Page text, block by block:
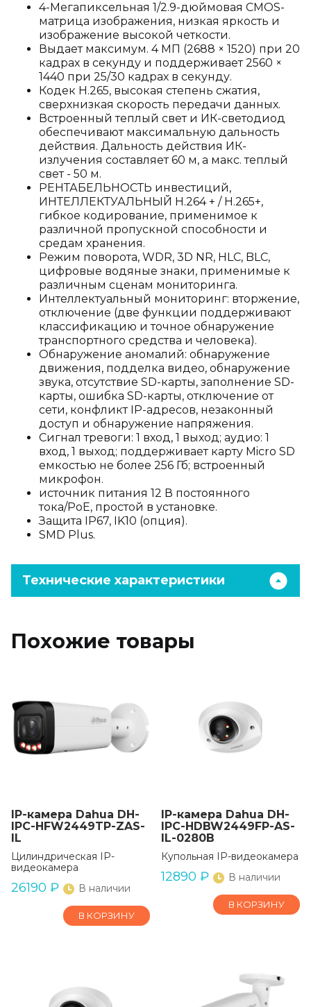
4-Мегапиксельная 1/2.9-дюймовая CMOS-
матрица изображения, низкая яркость и
изображение высокой четкости.
Выдает максимум. 4 МП (2688 × 1520) при 20
кадрах в секунду и поддерживает 2560 ×
1440 при 25/30 кадрах в секунду.
Кодек H.265, высокая степень сжатия,
сверхнизкая скорость передачи данных.
Встроенный теплый свет и ИК-светодиод
обеспечивают максимальную дальность
действия. Дальность действия ИК-
излучения составляет 60 м, а макс. теплый
свет - 50 м.
РЕНТАБЕЛЬНОСТЬ инвестиций,
ИНТЕЛЛЕКТУАЛЬНЫЙ H.264 + / H.265+,
гибкое кодирование, применимое к
различной пропускной способности и
средам хранения.
Режим поворота, WDR, 3D NR, HLC, BLC,
цифровые водяные знаки, применимые к
различным сценам мониторинга.
Интеллектуальный мониторинг: вторжение,
отключение (две функции поддерживают
классификацию и точное обнаружение
транспортного средства и человека).
Обнаружение аномалий: обнаружение
движения, подделка видео, обнаружение
звука, отсутствие SD-карты, заполнение SD-
карты, ошибка SD-карты, отключение от
сети, конфликт IP-адресов, незаконный
доступ и обнаружение напряжения.
Сигнал тревоги: 1 вход, 1 выход; аудио: 1
вход, 1 выход; поддерживает карту Micro SD
емкостью не более 256 Гб; встроенный
микрофон.
источник питания 12 В постоянного
тока/PoE, простой в установке.
Защита IP67, IK10 (опция).
SMD Plus.
Технические характеристики
Похожие товары
IP-камера Dahua DH-
IPC-HFW2449TP-ZAS-
IL
Цилиндрическая IP-
видеокамера
26190 ₽ В наличии
В КОРЗИНУ
IP-камера Dahua DH-
IPC-HDBW2449FP-AS-
IL-0280B
Купольная IP-видеокамера
12890 ₽ В наличии
В КОРЗИНУ